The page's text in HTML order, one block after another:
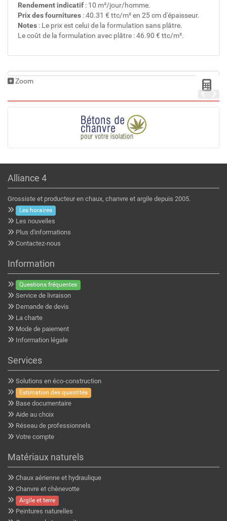
Rendement indicatif : 10 m²/jour/homme.
Prix des fournitures : 40.31 € ttc/m² en 25 cm d'épaisseur.
Notes : Le prix est celui de la formulation sans plâtre.
Le coût de la formulation avec plâtre : 46.90 € ttc/m².
Zoom
Alliance 4
Grossiste et producteur en chaux, chanvre et argile depuis 2005.
Les horaires
Les nouvelles
Plus d'informations
Contactez-nous
Information
Questions fréquentes
Service de livraison
Demande de devis
La charte
Mode de paiement
Information légale
Services
Solutions en éco-construction
Estimation des quantités
Base documentaire
Aide au choix
Réseau de professionnels
Votre compte
Matériaux naturels
Chaux aérienne et hydraulique
Chanvre et chènevotte
Argile et terre
Peintures naturelles